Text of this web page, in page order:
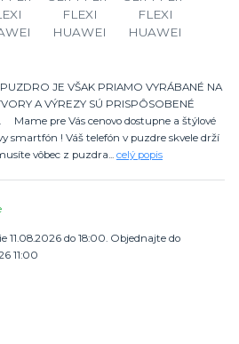
JE VŠAK PRIAMO VYRÁBANÉ NA
A VÝREZY SÚ PRISPÔSOBENÉ
pre Vás cenovo dostupne a štýlové
smartfón ! Váš telefón v puzdre skvele drží
vôbec z puzdra... celý popis
11.08.2026 do 18:00. Objednajte do
11:00